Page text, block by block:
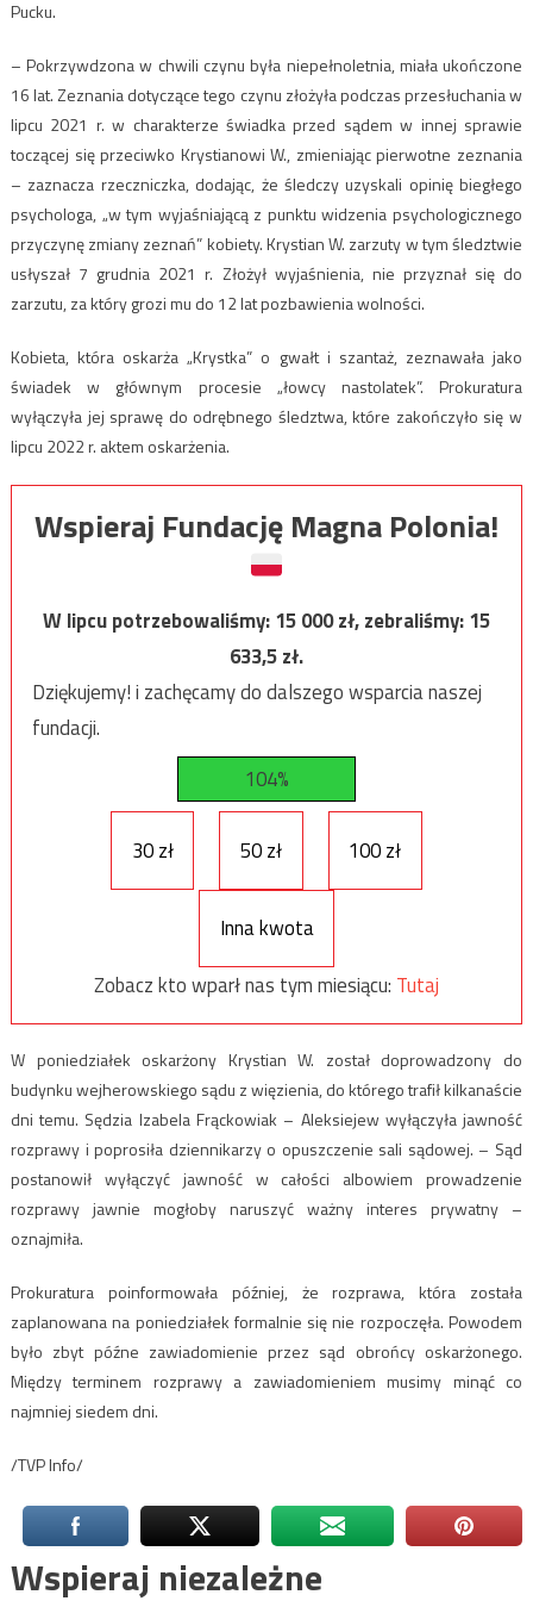
Pucku.
– Pokrzywdzona w chwili czynu była niepełnoletnia, miała ukończone
16 lat. Zeznania dotyczące tego czynu złożyła podczas przesłuchania w
lipcu 2021 r. w charakterze świadka przed sądem w innej sprawie
toczącej się przeciwko Krystianowi W., zmieniając pierwotne zeznania
– zaznacza rzeczniczka, dodając, że śledczy uzyskali opinię biegłego
psychologa, „w tym wyjaśniającą z punktu widzenia psychologicznego
przyczynę zmiany zeznań” kobiety. Krystian W. zarzuty w tym śledztwie
usłyszał 7 grudnia 2021 r. Złożył wyjaśnienia, nie przyznał się do
zarzutu, za który grozi mu do 12 lat pozbawienia wolności.
Kobieta, która oskarża „Krystka” o gwałt i szantaż, zeznawała jako
świadek w głównym procesie „łowcy nastolatek”. Prokuratura
wyłączyła jej sprawę do odrębnego śledztwa, które zakończyło się w
lipcu 2022 r. aktem oskarżenia.
Wspieraj Fundację Magna Polonia!
W lipcu potrzebowaliśmy:15 000zł, zebraliśmy:15
633,5zł.
Dziękujemy! i zachęcamy do dalszego wsparcia naszej
fundacji.
104%
30 zł 50 zł 100 zł
Inna kwota
Zobacz kto wparł nas tym miesiącu: Tutaj
W poniedziałek oskarżony Krystian W. został doprowadzony do
budynku wejherowskiego sądu z więzienia, do którego trafił kilkanaście
dni temu. Sędzia Izabela Frąckowiak – Aleksiejew wyłączyła jawność
rozprawy i poprosiła dziennikarzy o opuszczenie sali sądowej. – Sąd
postanowił wyłączyć jawność w całości albowiem prowadzenie
rozprawy jawnie mogłoby naruszyć ważny interes prywatny –
oznajmiła.
Prokuratura poinformowała później, że rozprawa, która została
zaplanowana na poniedziałek formalnie się nie rozpoczęła. Powodem
było zbyt późne zawiadomienie przez sąd obrońcy oskarżonego.
Między terminem rozprawy a zawiadomieniem musimy minąć co
najmniej siedem dni.
/TVP Info/
Wspieraj niezależne